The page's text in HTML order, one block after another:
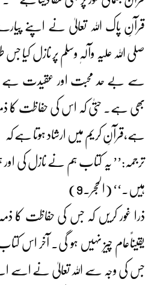
قرآنِ پاک اللہ تعالیٰ نے اپنے
صلی اللہ علیہ وآلہٖ وسلم پر نازل کیا
سے بے حد محبت اور عقیدت
بھی ہے۔ حتیٰ کہ اس کی حفاظت کا ذمہ
ہے،قرآنِ کریم میں ارشاد ہوتا ہے کہ
ترجمہ:’’ یہ کتاب ہم نے نازل کی
ہیں۔‘‘ (الحجر۔9)
ذرا غور کریں کہ جس کی حفاظت کا ذمہ
یقیناًعام چیز نہیں ہو گی۔ آخر اس
جس کی وجہ سے اللہ تعالیٰ نے